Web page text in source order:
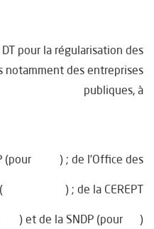
pour la régularisation des
notamment des entreprises
publiques, à
(pour ) ; de l’Office des
( ) ; de la CEREPT (
) et de la SNDP (pour ).